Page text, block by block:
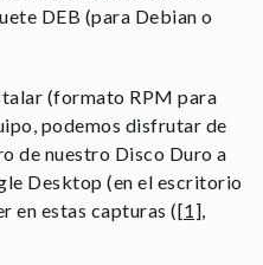
DEB (para Debian o
(formato RPM para
podemos disfrutar de
de nuestro Disco Duro a
Desktop (en el escritorio
en estas capturas ([1],